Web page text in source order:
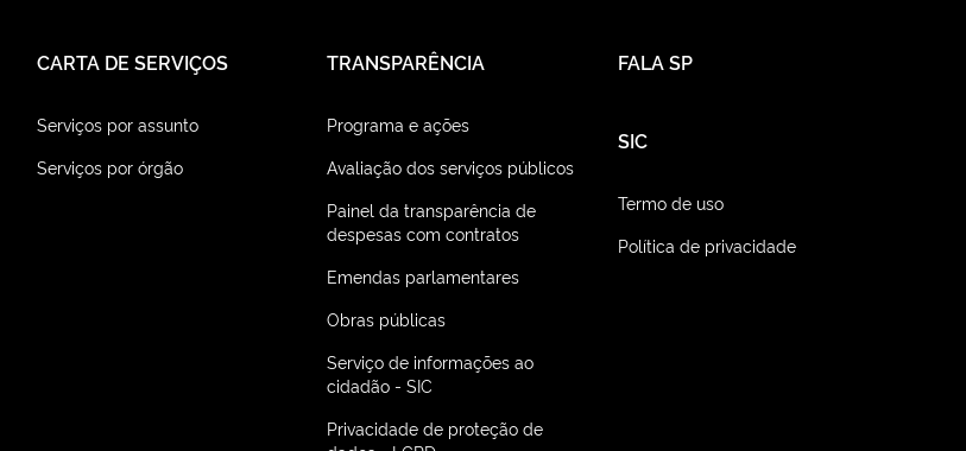
CARTA DE SERVIÇOS
Serviços por assunto
Serviços por órgão
TRANSPARÊNCIA
Programa e ações
Avaliação dos serviços públicos
Painel da transparência de
despesas com contratos
Emendas parlamentares
Obras públicas
Serviço de informações ao
cidadão - SIC
Privacidade de proteção de
FALA SP
SIC
Termo de uso
Política de privacidade